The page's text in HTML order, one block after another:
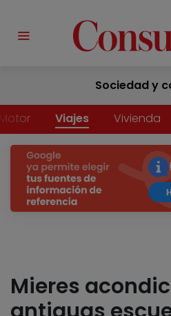
Sociedad y
Viajes Vivienda
Mieres